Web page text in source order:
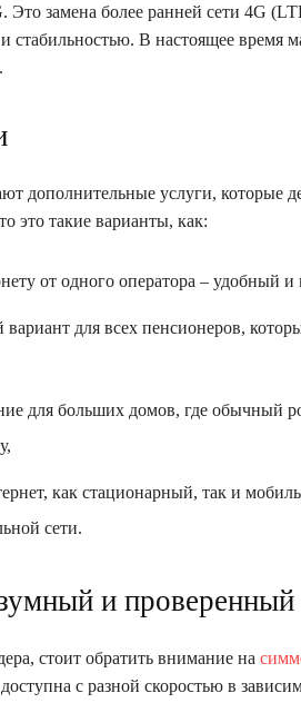
замена более ранней сети 4G
стабильностью. В настоящее время
дополнительные услуги, которые
это такие варианты, как:
от одного оператора – удобный
для всех пенсионеров,
для больших домов, где обычный
как стационарный, так и
сети.
и
стоит обратить внимание на
с разной скоростью в